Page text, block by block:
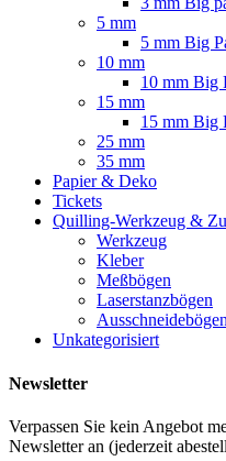
5 mm
5 mm Big
10 mm
10 mm Big
15 mm
15 mm Big
25 mm
35 mm
Papier & Deko
Tickets
Quilling-Werkzeug &
Werkzeug
Kleber
Meßbögen
Laserstanzbögen
Ausschneidebögen
Unkategorisiert
Newsletter
Verpassen Sie kein Angebot
Newsletter an (jederzeit